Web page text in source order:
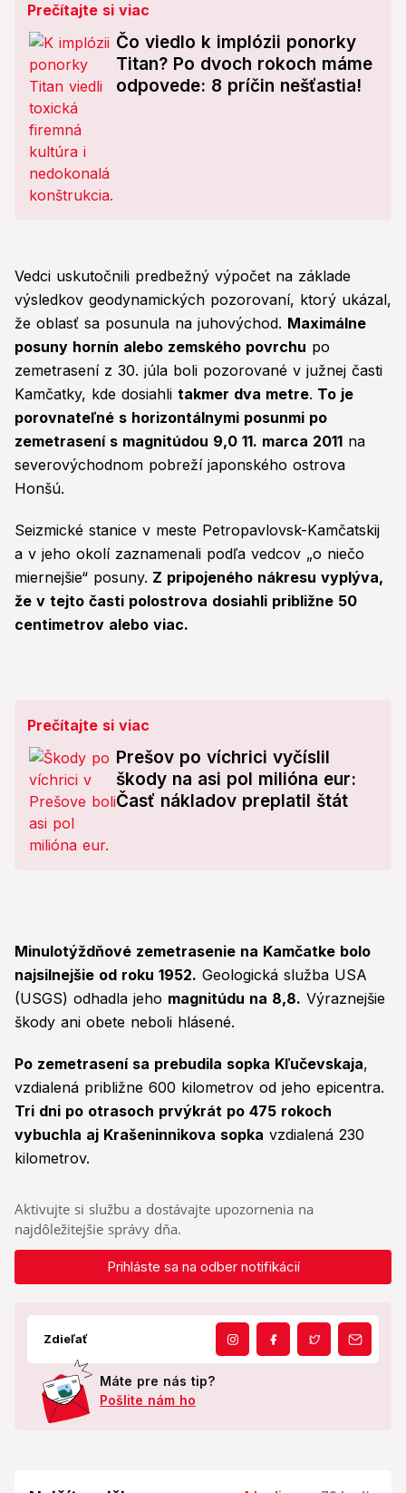
Prečítajte si viac
Čo viedlo k implózii ponorky
Titan? Po dvoch rokoch máme
odpovede: 8 príčin nešťastia!
Vedci uskutočnili predbežný výpočet na základe
výsledkov geodynamických pozorovaní, ktorý ukázal,
že oblasť sa posunula na juhovýchod. Maximálne
posuny hornín alebo zemského povrchu po
zemetrasení z 30. júla boli pozorované v južnej časti
Kamčatky, kde dosiahli takmer dva metre. To je
porovnateľné s horizontálnymi posunmi po
zemetrasení s magnitúdou 9,0 11. marca 2011 na
severovýchodnom pobreží japonského ostrova
Honšú.
Seizmické stanice v meste Petropavlovsk-Kamčatskij
a v jeho okolí zaznamenali podľa vedcov „o niečo
miernejšie“ posuny. Z pripojeného nákresu vyplýva,
že v tejto časti polostrova dosiahli približne 50
centimetrov alebo viac.
Prečítajte si viac
Prešov po víchrici vyčíslil
škody na asi pol milióna eur:
Časť nákladov preplatil štát
Minulotýždňové zemetrasenie na Kamčatke bolo
najsilnejšie od roku 1952. Geologická služba USA
(USGS) odhadla jeho magnitúdu na 8,8. Výraznejšie
škody ani obete neboli hlásené.
Po zemetrasení sa prebudila sopka Kľučevskaja,
vzdialená približne 600 kilometrov od jeho epicentra.
Tri dni po otrasoch prvýkrát po 475 rokoch
vybuchla aj Krašeninnikova sopka vzdialená 230
kilometrov.
Aktivujte si službu a dostávajte upozornenia na
najdôležitejšie správy dňa.
Prihláste sa na odber notifikácií
Zdieľať
Máte pre nás tip?
Pošlite nám ho